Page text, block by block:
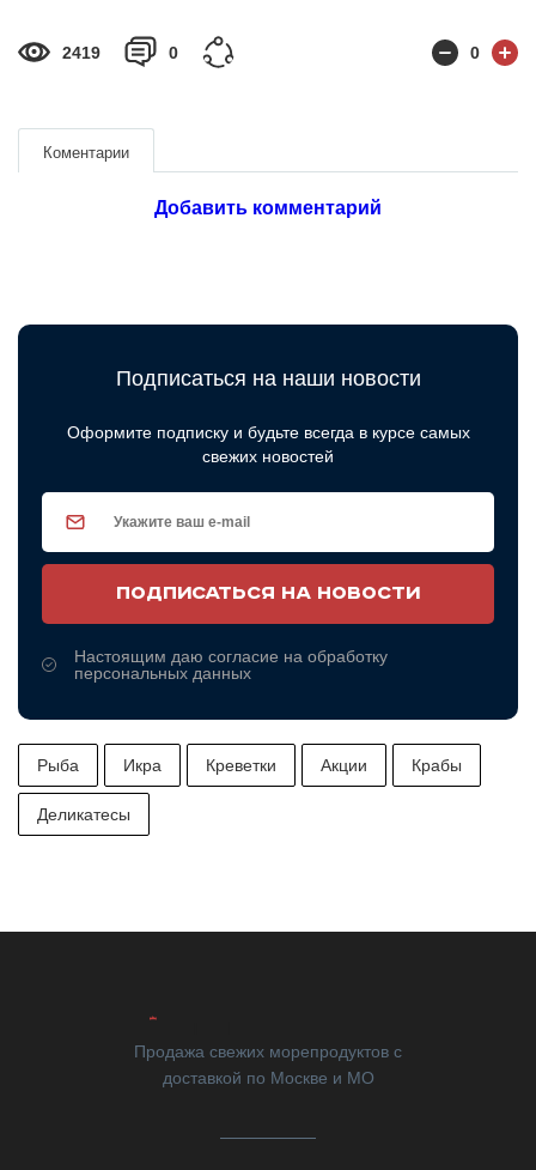
2419 0 0
Коментарии
Добавить комментарий
Подписаться на наши новости
Оформите подписку и будьте всегда в курсе самых
свежих новостей
ПОДПИСАТЬСЯ НА НОВОСТИ
Настоящим даю согласие на обработку
персональных данных
Рыба Икра Креветки Акции Крабы
Деликатесы
Продажа свежих морепродуктов с
доставкой по Москве и МО